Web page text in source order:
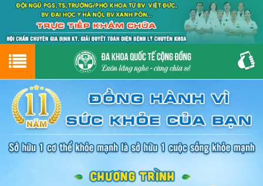
Hotline0243.9656.999tư vấn miễn phí
GIỚI THIỆU
GIỚI THIỆU VỀ PHÒNG KHÁM
CƠ SỞ VẬT CHẤT
ĐẶT HẸN LỊCH KHÁM
ĐƯỜNG TỚI PHÒNG KHÁM